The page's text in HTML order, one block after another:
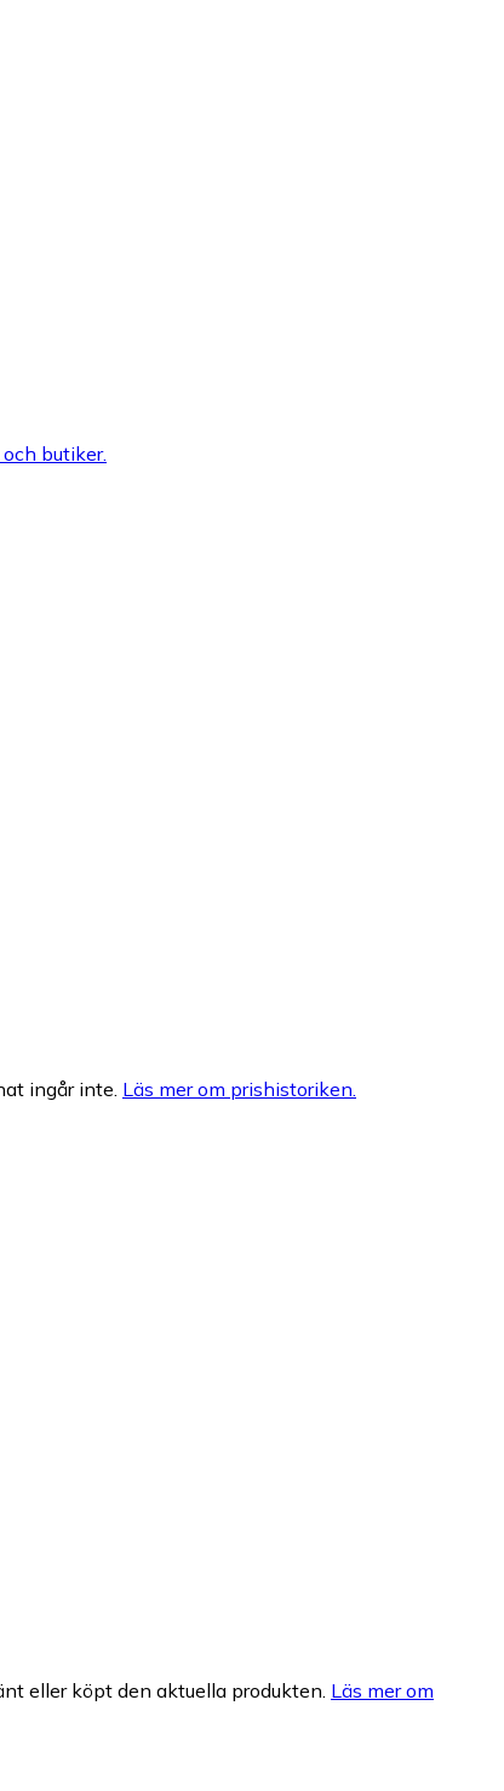
butiker.
ingår inte. Läs mer om prishistoriken.
eller köpt den aktuella produkten. Läs mer om